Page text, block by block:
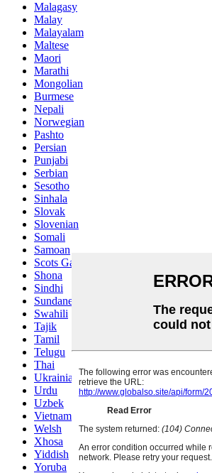
Malagasy
Malay
Malayalam
Maltese
Maori
Marathi
Mongolian
Burmese
Nepali
Norwegian
Pashto
Persian
Punjabi
Serbian
Sesotho
Sinhala
Slovak
Slovenian
Somali
Samoan
Scots Gaelic
Shona
Sindhi
Sundanese
Swahili
Tajik
Tamil
Telugu
Thai
Ukrainian
Urdu
Uzbek
Vietnamese
Welsh
Xhosa
Yiddish
Yoruba